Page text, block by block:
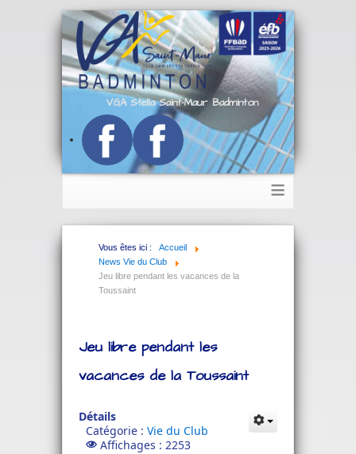
VGA Stella Saint-Maur Badminton
≡
Vous êtes ici :
Accueil
News Vie du Club
Jeu libre pendant les vacances de la
Toussaint
Jeu libre pendant les
vacances de la Toussaint
Détails
Catégorie : Vie du Club
Affichages : 2253